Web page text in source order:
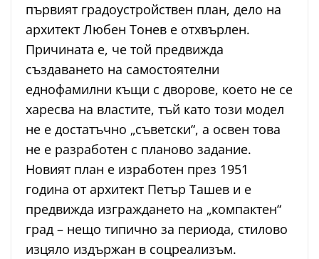
първият градоустройствен план, дело на
архитект Любен Тонев е отхвърлен.
Причината е, че той предвижда
създаването на самостоятелни
еднофамилни къщи с дворове, което не се
харесва на властите, тъй като този модел
не е достатъчно „съветски“, а освен това
не е разработен с планово задание.
Новият план е изработен през 1951
година от архитект Петър Ташев и е
предвижда изграждането на „компактен“
град – нещо типично за периода, стилово
изцяло издържан в соцреализъм.